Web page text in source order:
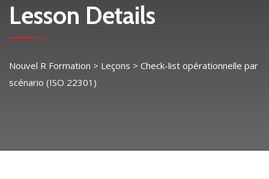
Lesson Details
Nouvel R Formation > Leçons > Check-list opérationnelle par
scénario (ISO 22301)